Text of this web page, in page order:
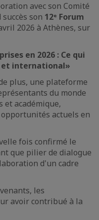
avec son Comité
son 12ᵉ Forum
2026 à Athènes, sur
en 2026 : Ce qui
et international»
plus, une plateforme
du monde
académique,
actuels en
fois confirmé le
que pilier de dialogue
d'un cadre
les
avoir contribué à la